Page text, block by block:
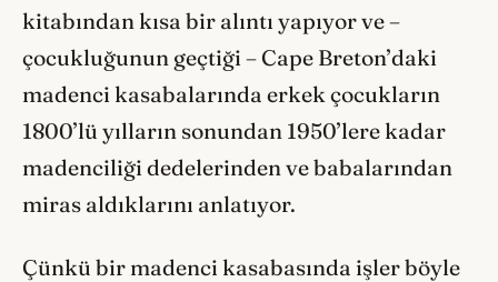
kitabından kısa bir alıntı yapıyor ve –
çocukluğunun geçtiği – Cape Breton’daki
madenci kasabalarında erkek çocukların
1800’lü yılların sonundan 1950’lere kadar
madenciliği dedelerinden ve babalarından
miras aldıklarını anlatıyor.
Çünkü bir madenci kasabasında işler böyle